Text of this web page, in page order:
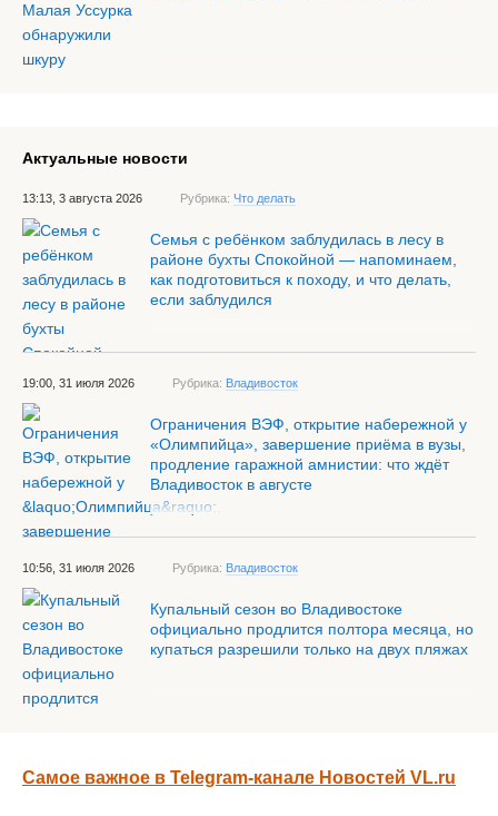
Актуальные новости
13:13, 3 августа 2026 Рубрика: Что делать
Семья с ребёнком заблудилась в лесу в
районе бухты Спокойной — напоминаем,
как подготовиться к походу, и что делать,
если заблудился
19:00, 31 июля 2026 Рубрика: Владивосток
Ограничения ВЭФ, открытие набережной у
«Олимпийца», завершение приёма в вузы,
продление гаражной амнистии: что ждёт
Владивосток в августе
10:56, 31 июля 2026 Рубрика: Владивосток
Купальный сезон во Владивостоке
официально продлится полтора месяца, но
купаться разрешили только на двух пляжах
Самое важное в Telegram-канале Новостей VL.ru